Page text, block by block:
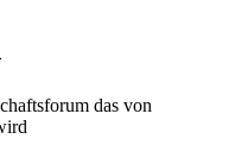
das von